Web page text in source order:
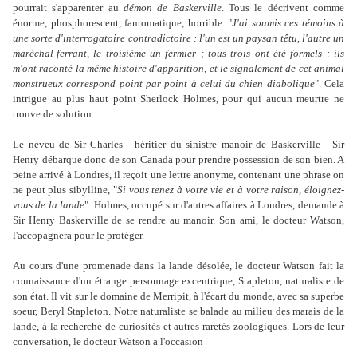
pourrait s'apparenter au démon de Baskerville. Tous le décrivent comme
énorme, phosphorescent, fantomatique, horrible. "J'ai soumis ces témoins à
une sorte d'interrogatoire contradictoire : l'un est un paysan têtu, l'autre un
maréchal-ferrant, le troisième un fermier ; tous trois ont été formels : ils
m'ont raconté la même histoire d'apparition, et le signalement de cet animal
monstrueux correspond point par point à celui du chien diabolique". Cela
intrigue au plus haut point Sherlock Holmes, pour qui aucun meurtre ne
trouve de solution.
Le neveu de Sir Charles - héritier du sinistre manoir de Baskerville - Sir
Henry débarque donc de son Canada pour prendre possession de son bien. A
peine arrivé à Londres, il reçoit une lettre anonyme, contenant une phrase on
ne peut plus sibylline, "Si vous tenez à votre vie et à votre raison, éloignez-
vous de la lande". Holmes, occupé sur d'autres affaires à Londres, demande à
Sir Henry Baskerville de se rendre au manoir. Son ami, le docteur Watson,
l'accopagnera pour le protéger.
Au cours d'une promenade dans la lande désolée, le docteur Watson fait la
connaissance d'un étrange personnage excentrique, Stapleton, naturaliste de
son état. Il vit sur le domaine de Merripit, à l'écart du monde, avec sa superbe
soeur, Beryl Stapleton. Notre naturaliste se balade au milieu des marais de la
lande, à la recherche de curiosités et autres raretés zoologiques. Lors de leur
conversation, le docteur Watson a l'occasion